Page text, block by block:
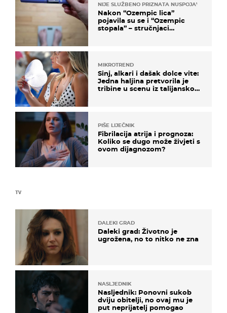
TV
DALEKI GRAD
Daleki grad: Životno je
ugrožena, no to nitko ne zna
NASLJEDNIK
Nasljednik: Ponovni sukob
dviju obitelji, no ovaj mu je
put neprijatelj pomogao
NIJE SLUŽBENO PRIZNATA NUSPOJAVA, ALI ...
Nakon “Ozempic lica”
pojavila su se i “Ozempic
stopala” – stručnjaci
MIKROTREND
Sinj, alkari i dašak dolce vite:
Jedna haljina pretvorila je
tribine u scenu iz talijanskog
PIŠE LIJEČNIK
Fibrilacija atrija i prognoza:
Koliko se dugo može živjeti s
ovom dijagnozom?